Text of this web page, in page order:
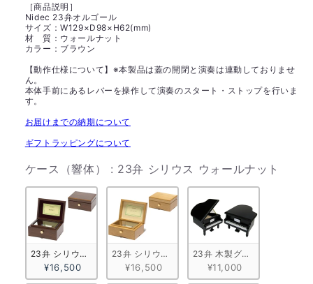
［商品説明］
Nidec 23弁オルゴール
サイズ：W129×D98×H62(mm)
材 質：ウォールナット
カラー：ブラウン
【動作仕様について】※本製品は蓋の開閉と演奏は連動しておりませ
ん。
本体手前にあるレバーを操作して演奏のスタート・ストップを行いま
す。
お届けまでの納期について
ギフトラッピングについて
ケース（響体） : 23弁 シリウス ウォールナット
23弁 シリウス ウォールナット
¥16,500
23弁 シリウス メープル
¥16,500
23弁 木製グランドピアノ型
¥11,000